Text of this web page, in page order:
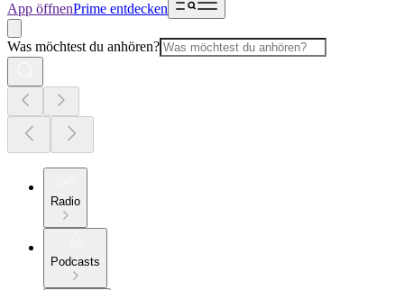
App öffnenPrime entdecken
Was möchtest du anhören?
Radio
Podcasts